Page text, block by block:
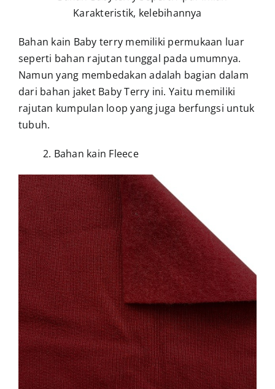
Bahan kain Baby terry memiliki permukaan luar
seperti bahan rajutan tunggal pada umumnya.
Namun yang membedakanadalah bagian dalam
dari bahan jaket Baby Terry ini. Yaitu memiliki
rajutan kumpulan loop yang juga berfungsi untuk
tubuh.
2. Bahan kain Fleece